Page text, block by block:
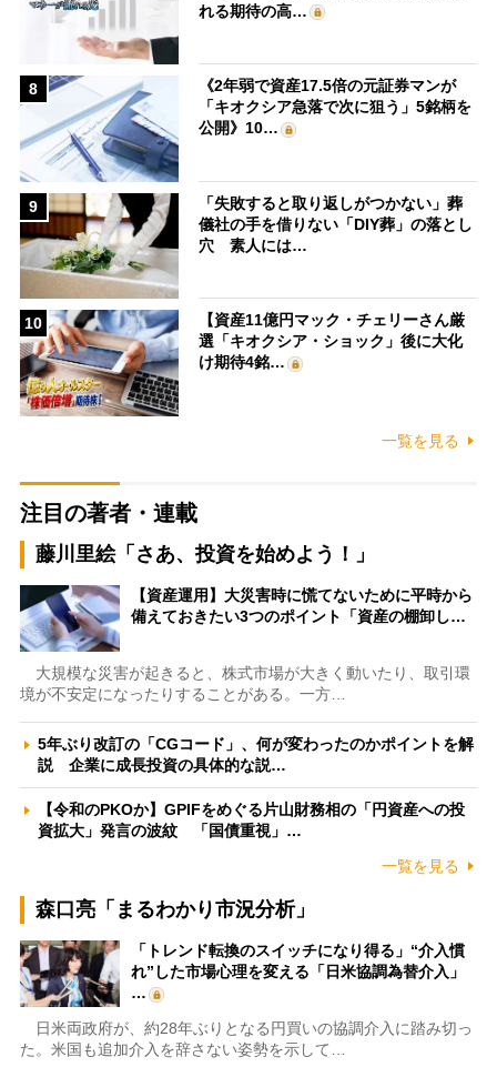
れる期待の高…
8
《2年弱で資産17.5倍の元証券マンが
「キオクシア急落で次に狙う」5銘柄を
公開》10…
9
「失敗すると取り返しがつかない」葬
儀社の手を借りない「DIY葬」の落とし
穴 素人には…
10
【資産11億円マック・チェリーさん厳
選「キオクシア・ショック」後に大化
け期待4銘…
一覧を見る
注目の著者・連載
藤川里絵「さあ、投資を始めよう！」
【資産運用】大災害時に慌てないために平時から
備えておきたい3つのポイント「資産の棚卸し…
大規模な災害が起きると、株式市場が大きく動いたり、取引環
境が不安定になったりすることがある。一方…
5年ぶり改訂の「CGコード」、何が変わったのかポイントを解
説 企業に成長投資の具体的な説…
【令和のPKOか】GPIFをめぐる片山財務相の「円資産への投
資拡大」発言の波紋 「国債重視」…
一覧を見る
森口亮「まるわかり市況分析」
「トレンド転換のスイッチになり得る」“介入慣
れ”した市場心理を変える「日米協調為替介入」
…
日米両政府が、約28年ぶりとなる円買いの協調介入に踏み切っ
た。米国も追加介入を辞さない姿勢を示して…